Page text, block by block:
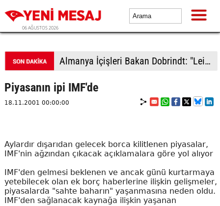
06 AĞUSTOS 2026
Almanya İçişleri Bakan Dobrindt: "Leipzig Havalimanı'ndaki İHA saldırısı girişimi amatörce taktiklere işaret etmiyor"
Piyasanın ipi IMF'de
18.11.2001 00:00:00
Aylardır dışarıdan gelecek borca kilitlenen piyasalar,
IMF'nin ağzından çıkacak açıklamalara göre yol alıyor
IMF'den gelmesi beklenen ve ancak günü kurtarmaya
yetebilecek olan ek borç haberlerine ilişkin gelişmeler,
piyasalarda "sahte baharın" yaşanmasına neden oldu.
IMF'den sağlanacak kaynağa ilişkin yaşanan